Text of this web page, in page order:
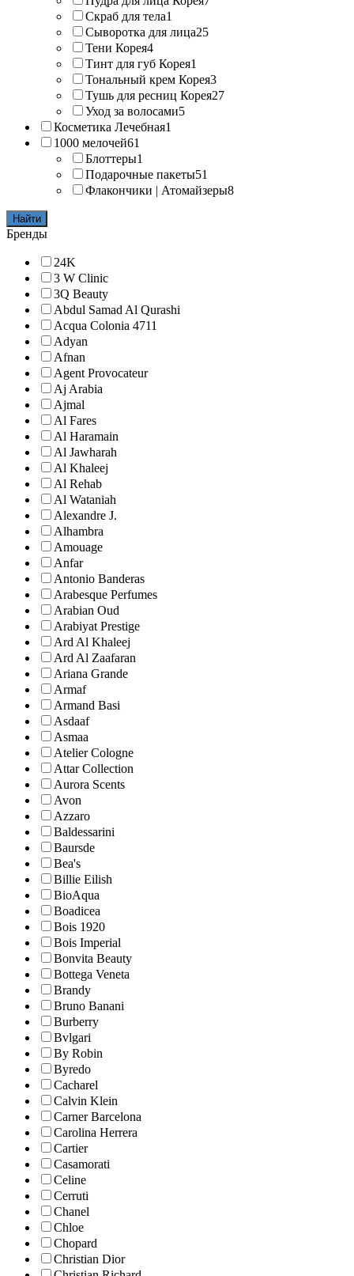
Скраб для тела1
Сыворотка для лица25
Тени Корея4
Тинт для губ Корея1
Тональный крем Корея3
Тушь для ресниц Корея27
Уход за волосами5
Косметика Лечебная1
1000 мелочей61
Блоттеры1
Подарочные пакеты51
Флакончики | Атомайзеры8
Найти
Бренды
24K
3 W Clinic
3Q Beauty
Abdul Samad Al Qurashi
Acqua Colonia 4711
Adyan
Afnan
Agent Provocateur
Aj Arabia
Ajmal
Al Fares
Al Haramain
Al Jawharah
Al Khaleej
Al Rehab
Al Wataniah
Alexandre J.
Alhambra
Amouage
Anfar
Antonio Banderas
Arabesque Perfumes
Arabian Oud
Arabiyat Prestige
Ard Al Khaleej
Ard Al Zaafaran
Ariana Grande
Armaf
Armand Basi
Asdaaf
Asmaa
Atelier Cologne
Attar Collection
Aurora Scents
Avon
Azzaro
Baldessarini
Baursde
Bea's
Billie Eilish
BioAqua
Boadicea
Bois 1920
Bois Imperial
Bonvita Beauty
Bottega Veneta
Brandy
Bruno Banani
Burberry
Bvlgari
By Robin
Byredo
Cacharel
Calvin Klein
Carner Barcelona
Carolina Herrera
Cartier
Casamorati
Celine
Cerruti
Chanel
Chloe
Chopard
Christian Dior